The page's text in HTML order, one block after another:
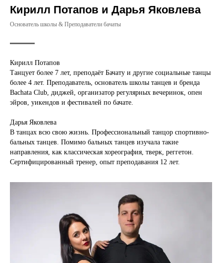
Кирилл Потапов и Дарья Яковлева
Основатель школы & Преподаватели бачаты
Кирилл Потапов
Танцует более 7 лет, преподаёт Бачату и другие социальные танцы
более 4 лет. Преподаватель, основатель школы танцев и бренда
Bachata Club, диджей, организатор регулярных вечеринок, опен
эйров, уикендов и фестивалей по бачате.
Дарья Яковлева
В танцах всю свою жизнь. Профессиональный танцор спортивно-
бальных танцев. Помимо бальных танцев изучала такие
направления, как классическая хореография, тверк, реггетон.
Сертифицированный тренер, опыт преподавания 12 лет.